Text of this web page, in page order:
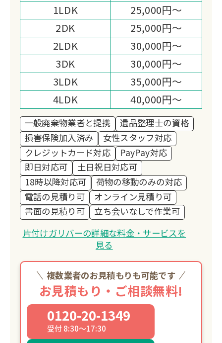
1LDK
25,000円～
2DK
25,000円～
2LDK
30,000円～
3DK
30,000円～
3LDK
35,000円～
4LDK
40,000円～
一般廃棄物業者と提携
遺品整理士の資格
損害保険加入済み
女性スタッフ対応
クレジットカード対応
PayPay対応
即日対応可
土日祝日対応可
18時以降対応可
荷物の移動のみの対応
電話の見積り可
オンライン見積り可
書面の見積り可
立ち会いなしで作業可
片付けガリバーの詳細な料金・サービスを
見る
複数業者のお見積もりも可能です
お見積もり・ご相談無料!
0120-20-1349
受付 8:30～17:30